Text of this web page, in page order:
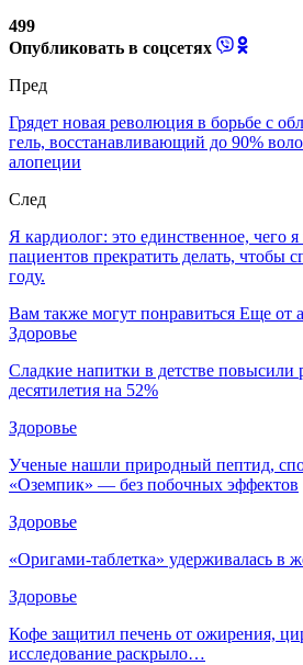
499
Опубликовать в соцсетях
Пред
Грядет новая революция в борьбе с
гель, восстанавливающий до 90%
алопеции
След
Я кардиолог: это единственное, чего
пациентов прекратить делать, чтобы
году.
Вам также могут понравиться Еще от
Здоровье
Сладкие напитки в детстве повысили
десятилетия на 52%
Здоровье
Ученые нашли природный пептид,
«Оземпик» — без побочных эффектов
Здоровье
«Оригами-таблетка» удерживалась в
Здоровье
Кофе защитил печень от ожирения,
исследование раскрыло…